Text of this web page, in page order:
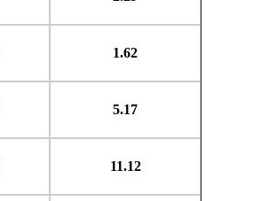
1.62
5.17
11.12